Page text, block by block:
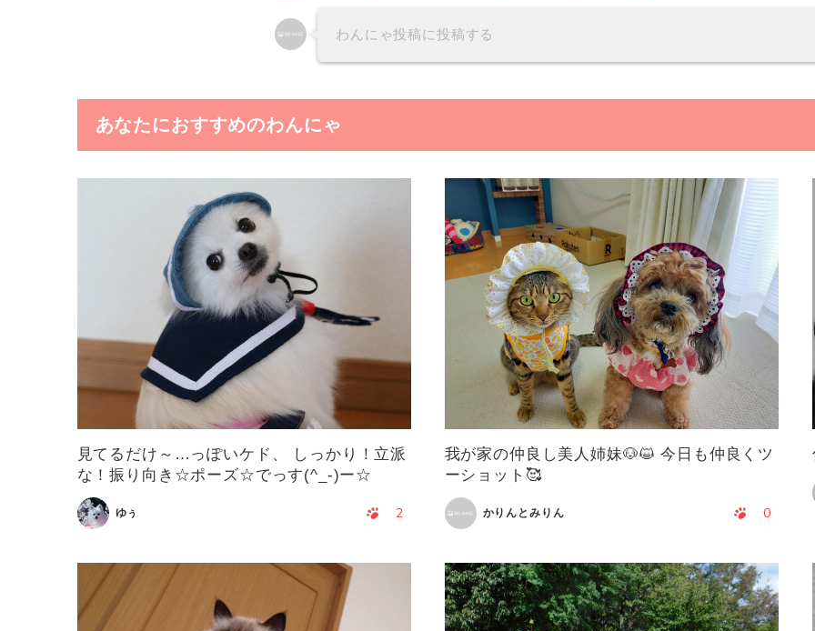
わんにゃ投稿に投稿する
あなたにおすすめのわんにゃ
見てるだけ～…っぽいケド、 しっかり！立派
な！振り向き☆ポーズ☆でっす(^_-)ー☆
ゆぅ 2
我が家の仲良し美人姉妹🐶😺 今日も仲良くツ
ーショット🥰
かりんとみりん 0